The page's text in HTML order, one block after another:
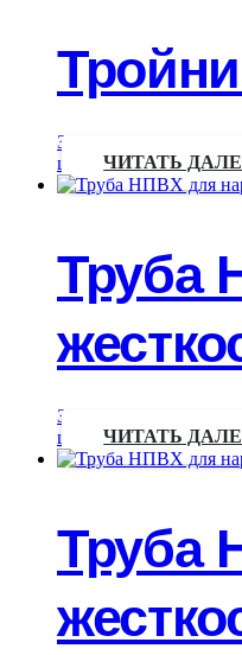
Запрос
цены
ЧИТАТЬ
Труба
Запрос
цены
ЧИТАТЬ
Труба